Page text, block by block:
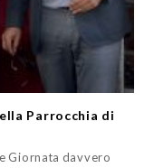
Parrocchia di
Giornata davvero